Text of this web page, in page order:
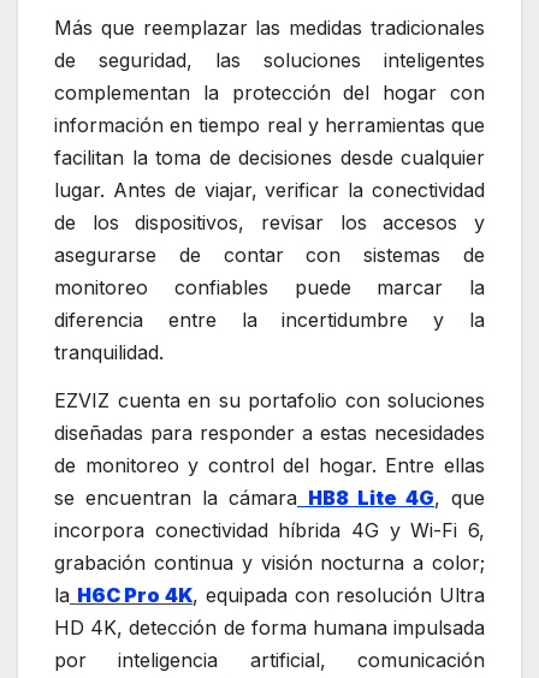
Más que reemplazar las medidas tradicionales
de seguridad, las soluciones inteligentes
complementan la protección del hogar con
información en tiempo real y herramientas que
facilitan la toma de decisiones desde cualquier
lugar. Antes de viajar, verificar la conectividad
de los dispositivos, revisar los accesos y
asegurarse de contar con sistemas de
monitoreo confiables puede marcar la
diferencia entre la incertidumbre y la
tranquilidad.
EZVIZ cuenta en su portafolio con soluciones
diseñadas para responder a estas necesidades
de monitoreo y control del hogar. Entre ellas
se encuentran la cámara HB8 Lite 4G, que
incorpora conectividad híbrida 4G y Wi-Fi 6,
grabación continua y visión nocturna a color;
la H6C Pro 4K, equipada con resolución Ultra
HD 4K, detección de forma humana impulsada
por inteligencia artificial, comunicación